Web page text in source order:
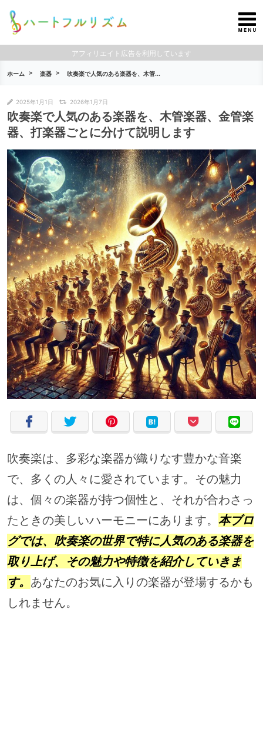
アフィリエイト広告を利用しています
ホーム 楽器 吹奏楽で人気のある楽器を、木管...
2025年1月1日 2026年1月7日
吹奏楽で人気のある楽器を、木管楽器、金管楽
器、打楽器ごとに分けて説明します
吹奏楽は、多彩な楽器が織りなす豊かな音楽
で、多くの人々に愛されています。その魅力
は、個々の楽器が持つ個性と、それが合わさっ
たときの美しいハーモニーにあります。 本ブロ
グでは、吹奏楽の世界で特に人気のある楽器を
取り上げ、その魅力や特徴を紹介していきま
す。 あなたのお気に入りの楽器が登場するかも
しれません。